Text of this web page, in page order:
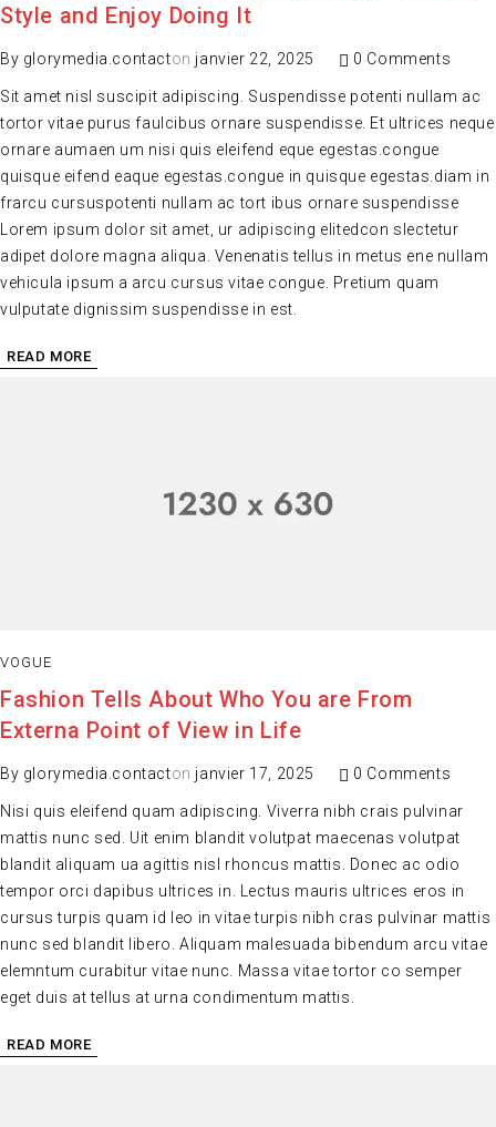
Style and Enjoy Doing It
By glorymedia.contacton janvier 22, 2025 0 Comments
Sit amet nisl suscipit adipiscing. Suspendisse potenti nullam ac
tortor vitae purus faulcibus ornare suspendisse. Et ultrices neque
ornare aumaen um nisi quis eleifend eque egestas.congue
quisque eifend eaque egestas.congue in quisque egestas.diam in
frarcu cursuspotenti nullam ac tort ibus ornare suspendisse
Lorem ipsum dolor sit amet, ur adipiscing elitedcon slectetur
adipet dolore magna aliqua. Venenatis tellus in metus ene nullam
vehicula ipsum a arcu cursus vitae congue. Pretium quam
vulputate dignissim suspendisse in est.
READ MORE
VOGUE
Fashion Tells About Who You are From
Externa Point of View in Life
By glorymedia.contacton janvier 17, 2025 0 Comments
Nisi quis eleifend quam adipiscing. Viverra nibh crais pulvinar
mattis nunc sed. Uit enim blandit volutpat maecenas volutpat
blandit aliquam ua agittis nisl rhoncus mattis. Donec ac odio
tempor orci dapibus ultrices in. Lectus mauris ultrices eros in
cursus turpis quam id leo in vitae turpis nibh cras pulvinar mattis
nunc sed blandit libero. Aliquam malesuada bibendum arcu vitae
elemntum curabitur vitae nunc. Massa vitae tortor co semper
eget duis at tellus at urna condimentum mattis.
READ MORE